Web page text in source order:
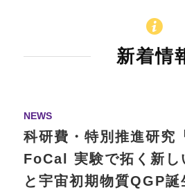
新着情
NEWS
科研費・特別推進研究
FoCal 実験で拓く新し
と宇宙初期物質QGP誕